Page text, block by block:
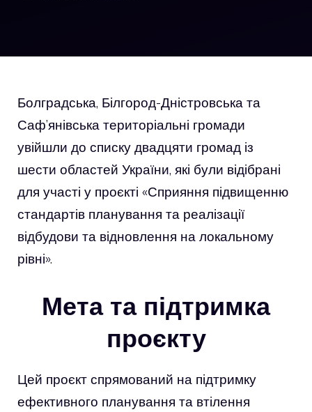
Болградська, Білгород-Дністровська та
Саф’янівська територіальні громади
увійшли до списку двадцяти громад із
шести областей України, які були відібрані
для участі у проєкті «Сприяння підвищенню
стандартів планування та реалізації
відбудови та відновлення на локальному
рівні».
Мета та підтримка
проєкту
Цей проєкт спрямований на підтримку
ефективного планування та втілення